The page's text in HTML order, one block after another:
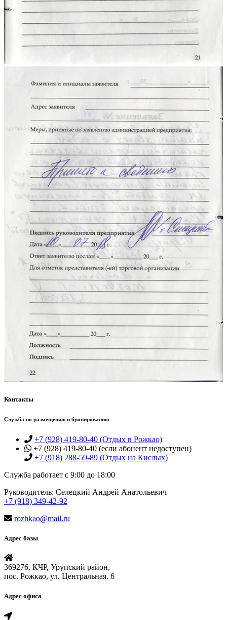
Контакты
Служба по размещению и бронированию
+7 (928) 419-80-40 (Отдых в Рожкао)
+7 (928) 419-80-40 (если абонент недоступен)
+7 (918) 288-59-89 (Отдых на Кислых)
Служба работает с 9:00 до 18:00
Руководитель: Селецкий Андрей Анатольевич
+7 (918) 349-42-92
rozhkao@mail.ru
Адрес базы
369276, КЧР, Урупский район,
пос. Рожкао, ул. Центральная, 6
Адрес офиса